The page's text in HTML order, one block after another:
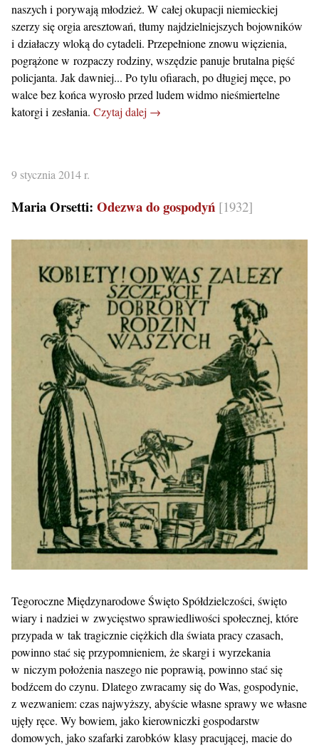
naszych i porywają młodzież. W całej okupacji niemieckiej
szerzy się orgia aresztowań, tłumy najdzielniejszych bojowników
i działaczy wloką do cytadeli. Przepełnione znowu więzienia,
pogrążone w rozpaczy rodziny, wszędzie panuje brutalna pięść
policjanta. Jak dawniej... Po tylu ofiarach, po długiej męce, po
walce bez końca wyrosło przed ludem widmo nieśmiertelne
katorgi i zesłania. Czytaj dalej →
9 stycznia 2014 r.
Maria Orsetti: Odezwa do gospodyń [1932]
Tegoroczne Międzynarodowe Święto Spółdzielczości, święto
wiary i nadziei w zwycięstwo sprawiedliwości społecznej, które
przypada w tak tragicznie ciężkich dla świata pracy czasach,
powinno stać się przypomnieniem, że skargi i wyrzekania
w niczym położenia naszego nie poprawią, powinno stać się
bodźcem do czynu. Dlatego zwracamy się do Was, gospodynie,
z wezwaniem: czas najwyższy, abyście własne sprawy we własne
ujęły ręce. Wy bowiem, jako kierowniczki gospodarstw
domowych, jako szafarki zarobków klasy pracującej, macie do